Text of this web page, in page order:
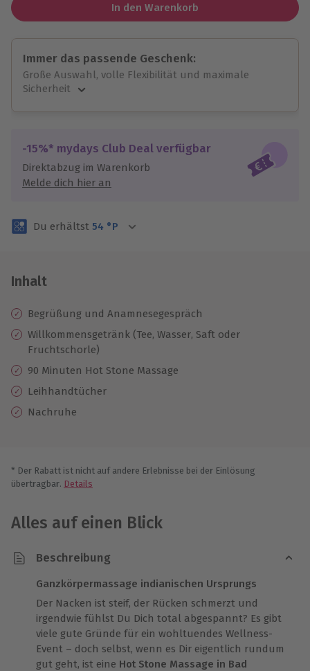
In den Warenkorb
Immer das passende Geschenk:
Große Auswahl, volle Flexibilität und maximale
Sicherheit
Jeder Gutschein für alle Erlebnisse einlösbar.
Maximale Sicherheit
3 Jahre gültig & verlängerbar.
-15%* mydays Club Deal verfügbar
Direktabzug im Warenkorb
Melde dich hier an
Du erhältst 54 °P
Inhalt
Begrüßung und Anamnesegespräch
Willkommensgetränk (Tee, Wasser, Saft oder
Fruchtschorle)
90 Minuten Hot Stone Massage
Leihhandtücher
Nachruhe
* Der Rabatt ist nicht auf andere Erlebnisse bei der Einlösung
übertragbar. Details
Alles auf einen Blick
Beschreibung
Ganzkörpermassage indianischen Ursprungs
Der Nacken ist steif, der Rücken schmerzt und
irgendwie fühlst Du Dich total abgespannt? Es gibt
viele gute Gründe für ein wohltuendes Wellness-
Event – doch selbst, wenn es Dir eigentlich rundum
gut geht, ist eine Hot Stone Massage in Bad